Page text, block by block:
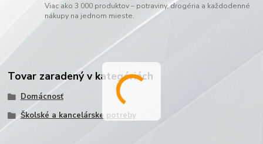
Viac ako 3 000 produktov – potraviny, drogéria a každodenné
nákupy na jednom mieste.
Tovar zaradený v kategóriách
Domácnosť
Školské a kancelárske potreby